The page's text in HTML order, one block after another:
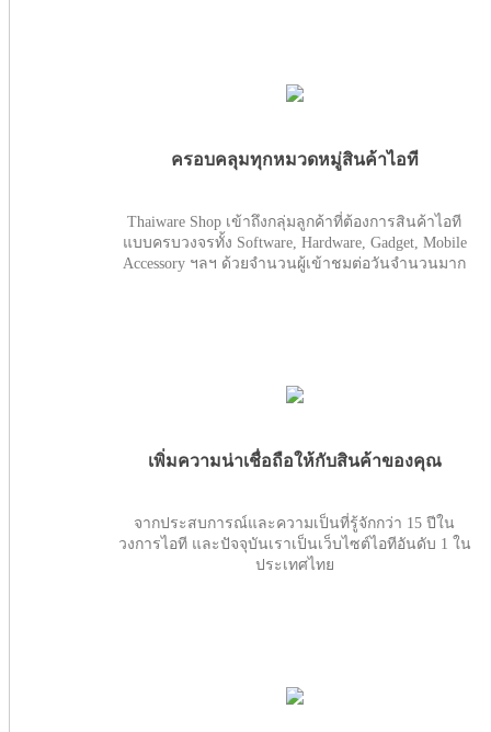
ครอบคลุมทุกหมวดหมู่สินค้าไอที
Thaiware Shop เข้าถึงกลุ่มลูกค้าที่ต้องการสินค้าไอที
แบบครบวงจรทั้ง Software, Hardware, Gadget, Mobile
Accessory ฯลฯ ด้วยจำนวนผู้เข้าชมต่อวันจำนวนมาก
เพิ่มความน่าเชื่อถือให้กับสินค้าของคุณ
จากประสบการณ์และความเป็นที่รู้จักกว่า 15 ปีใน
วงการไอที และปัจจุบันเราเป็นเว็บไซต์ไอทีอันดับ 1 ใน
ประเทศไทย